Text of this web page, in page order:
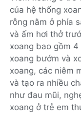
của hệ thống
rỗng nằm ở phía
và ấm hơi thở
xoang bao gồm
xoang bướm và
xoang, các niêm
và tạo ra nhiều
như đau mũi,
xoang ở trẻ em